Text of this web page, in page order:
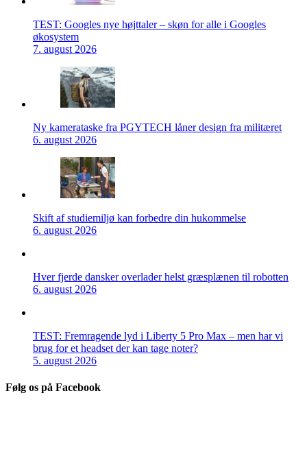
TEST: Googles nye højttaler – skøn for alle i Googles
økosystem
7. august 2026
Ny kamerataske fra PGYTECH låner design fra militæret
6. august 2026
Skift af studiemiljø kan forbedre din hukommelse
6. august 2026
Hver fjerde dansker overlader helst græsplænen til robotten
6. august 2026
TEST: Fremragende lyd i Liberty 5 Pro Max – men har vi
brug for et headset der kan tage noter?
5. august 2026
Følg os på Facebook